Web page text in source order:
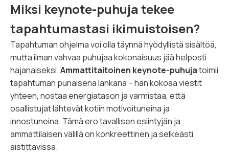
Miksi keynote-puhuja tekee
tapahtumastasi ikimuistoisen?
Tapahtuman ohjelma voi olla täynnä hyödyllistä sisältöä,
mutta ilman vahvaa puhujaa kokonaisuus jää helposti
hajanaiseksi.Ammattitaitoinen keynote-puhujatoimii
tapahtuman punaisena lankana – hän kokoaa viestit
yhteen, nostaa energiatason ja varmistaa, että
osallistujat lähtevät kotiin motivoituneina ja
innostuneina. Tämä ero tavallisen esiintyjän ja
ammattilaisen välillä on konkreettinen ja selkeästi
aistittavissa.